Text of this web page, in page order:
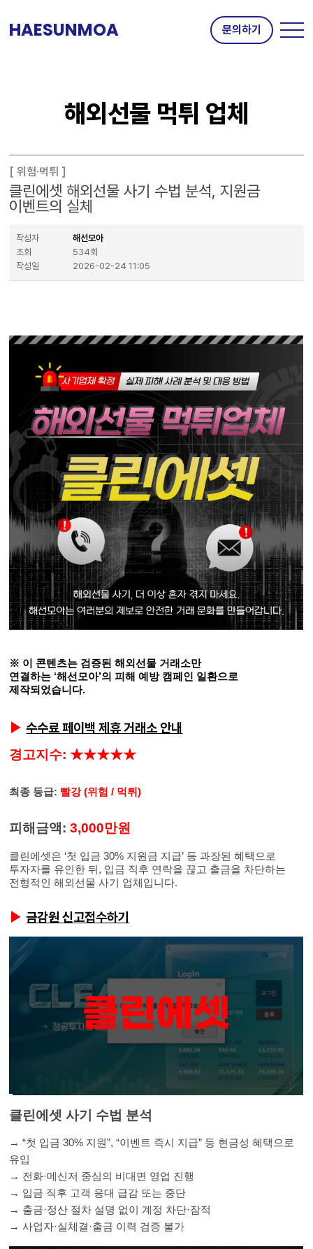
HAESUNMOA 문의하기
해외선물 먹튀 업체
위험·먹튀
클린에셋 해외선물 사기 수법 분석, 지원금
이벤트의 실체
작성자
해선모아
조회
534회
작성일
2026-02-24 11:05
※ 이 콘텐츠는 검증된 해외선물 거래소만
연결하는 ‘해선모아’의 피해 예방 캠페인 일환으로
제작되었습니다.
▶수수료 페이백 제휴 거래소 안내
경고지수: ★★★★★
최종 등급: 빨강 (위험 / 먹튀)
피해금액:3,000만원
클린에셋은 ‘첫 입금 30% 지원금 지급’ 등 과장된 혜택으로
투자자를 유인한 뒤, 입금 직후 연락을 끊고 출금을 차단하는
전형적인 해외선물 사기 업체입니다.
▶금감원 신고접수하기
클린에셋 사기 수법 분석
→ “첫 입금 30% 지원”, “이벤트 즉시 지급” 등 현금성 혜택으로
유입
→ 전화·메신저 중심의 비대면 영업 진행
→ 입금 직후 고객 응대 급감 또는 중단
→ 출금·정산 절차 설명 없이 계정 차단·잠적
→ 사업자·실체결·출금 이력 검증 불가